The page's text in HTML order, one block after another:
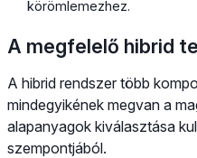
körömlemezhez.
A megfelelő hibrid
A hibrid rendszer több
mindegyikének megvan a
alapanyagok kiválasztása
szempontjából.